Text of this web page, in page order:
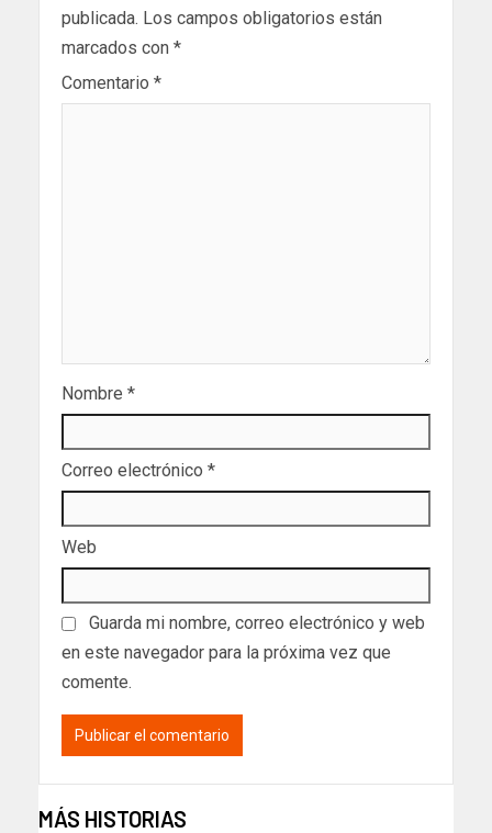
publicada. Los campos obligatorios están
marcados con *
Comentario *
Nombre *
Correo electrónico *
Web
Guarda mi nombre, correo electrónico y web
en este navegador para la próxima vez que
comente.
MÁS HISTORIAS